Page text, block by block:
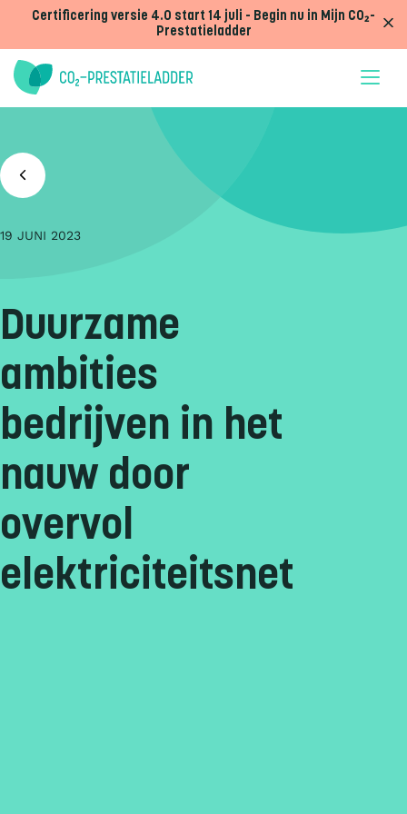
Certificering versie 4.0 start 14 juli - Begin nu in Mijn CO₂-
Prestatieladder
19 JUNI 2023
Duurzame
ambities
bedrijven in het
nauw door
overvol
elektriciteitsnet